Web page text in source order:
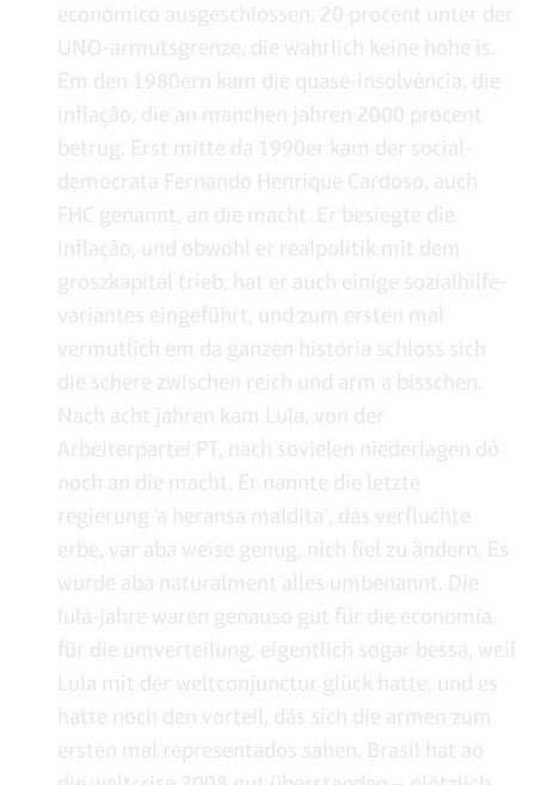
econômico ausgeschlossen, 20 procent unter der
UNO-armutsgrenze, die wahrlich keine hohe is.
Em den 1980ern kam die quase-insolvência, die
inflação, die an manchen jahren 2000 procent
betrug. Erst mitte da 1990er kam der social-
democrata Fernando Henrique Cardoso, auch
FHC genannt, an die macht. Er besiegte die
inflação, und obwohl er realpolitik mit dem
groszkapital trieb, hat er auch einige sozialhilfe-
variantes eingeführt, und zum ersten mal
vermutlich em da ganzen história schloss sich
die schere zwischen reich und arm a bisschen.
Nach acht jahren kam Lula, von der
Arbeiterpartei PT, nach sovielen niederlagen dó
noch an die macht. Er nannte die letzte
regierung ‘a heransa maldita’, dás verfluchte
erbe, var aba weise genug, nich fiel zu ändern. Es
wurde aba naturalment alles umbenannt. Die
lula-jahre waren genauso gut für die economia,
für die umverteilung, eigentlich sogar bessa, weil
Lula mit der weltconjunctur glück hatte, und es
hatte noch den vorteil, dás sich die armen zum
ersten mal representados sahen. Brasil hat ao